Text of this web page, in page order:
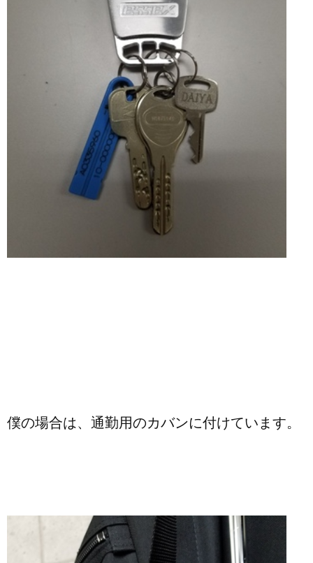
僕の場合は、通勤用のカバンに付けています。